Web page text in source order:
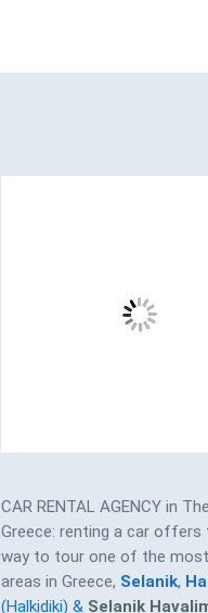
CAR RENTAL AGENCY in
Greece: renting a car offers
way to tour one of the
areas in Greece, Selanik,
(Halkidiki) & Selanik